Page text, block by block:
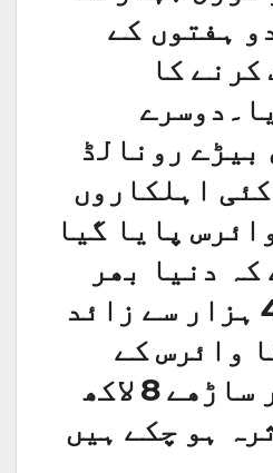
ہفتوں کے
کا
بیڑے رونالڈ
اہلکاروں
پایا گیا
دنیا بھر
میں ا ب تک 42 ہزار سے زائد
وائرس کے
باعث ہلاک اور ساڑھے 8 لاکھ
ہو چکے ہیں